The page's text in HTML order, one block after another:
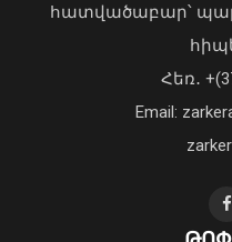
Արթիկի դպրոցի
կոտրում են Telegram,
մեդիափորձագետ
04 Օգոստոս, 2026 23:34
հատվածաբար՝
Հեռ․
Email: